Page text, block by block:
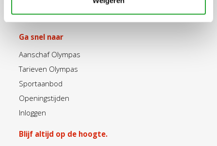
Ga snel naar
Aanschaf Olympas
Tarieven Olympas
Sportaanbod
Openingstijden
Inloggen
Blijf altijd op de hoogte.